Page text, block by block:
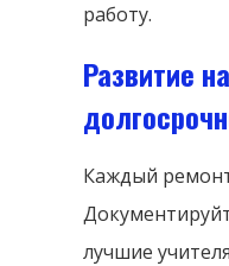
работу.
Развитие
Каждый
лучшие